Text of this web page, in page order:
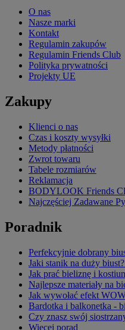
O nas
Nasze marki
Kontakt
Regulamin zakupów
Regulamin Friends Club
Polityka prywatności
Projekty UE
Zakupy
Klienci o nas
Czas i koszty wysyłki
Metody płatności
Zwrot towaru
Tabele rozmiarów
Reklamacja
BODYLOOK Friends
Najczęściej Zadawane
Poradnik
Perfekcyjnie dobrany
Jaki stanik na duży
Jak prać bieliznę i
Najlepsze materiały na
Jak wywołać efekt
Bardotka i balkonetka -
Czy znasz swój
Więcej porad